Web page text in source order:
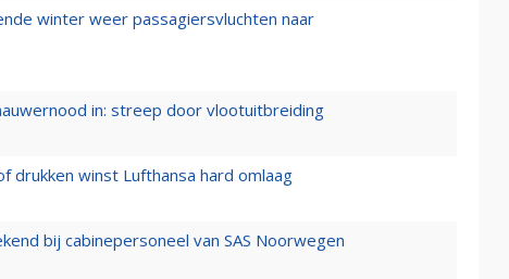
winter weer passagiersvluchten naar
in: streep door vlootuitbreiding
drukken winst Lufthansa hard omlaag
bij cabinepersoneel van SAS Noorwegen